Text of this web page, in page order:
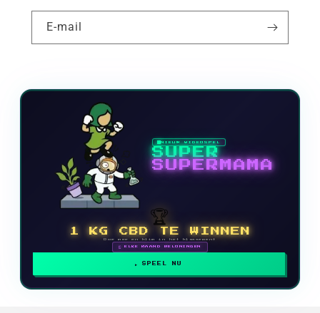
E-mail
NIEUW VIDEOSPEL
SUPER
SUPERMAMA
🏆
1 KG CBD TE WINNEN
Doe mee en klim in het klassement
🗓 ELKE MAAND BELONINGEN
SPEEL NU